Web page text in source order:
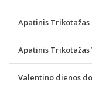
Apatinis
Apatinis Trikotažas
Valentino dienos